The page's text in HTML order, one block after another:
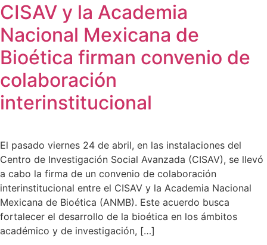
CISAV y la Academia
Nacional Mexicana de
Bioética firman convenio de
colaboración
interinstitucional
El pasado viernes 24 de abril, en las instalaciones del
Centro de Investigación Social Avanzada (CISAV), se llevó
a cabo la firma de un convenio de colaboración
interinstitucional entre el CISAV y la Academia Nacional
Mexicana de Bioética (ANMB). Este acuerdo busca
fortalecer el desarrollo de la bioética en los ámbitos
académico y de investigación, […]